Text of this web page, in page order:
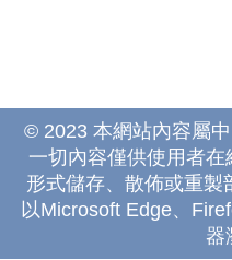
© 2023 本網站內容屬
一切內容僅供使用者
形式儲存、散佈或重製
以Microsoft Edge、
器